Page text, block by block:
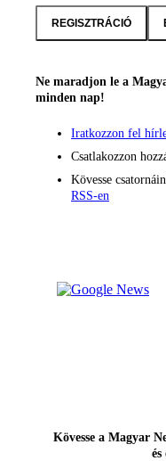
REGISZTRÁCIÓ
Ne maradjon le a
minden nap!
Iratkozzon fel
Csatlakozzon
Kövesse
RSS-en
Kövesse a Magyar